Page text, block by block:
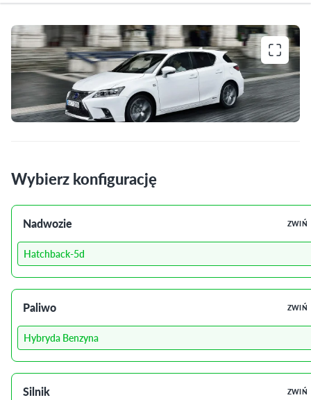
Wybierz konfigurację
Nadwozie ZWIŃ
Hatchback-5d
Paliwo ZWIŃ
Hybryda Benzyna
Silnik ZWIŃ